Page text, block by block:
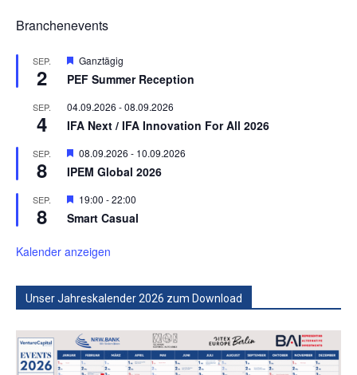
Branchenevents
SEP.
2
Hervorgehoben
Ganztägig
PEF Summer Reception
SEP.
4
04.09.2026 -08.09.2026
IFA Next / IFA Innovation For All 2026
SEP.
8
Hervorgehoben
08.09.2026 - 10.09.2026
IPEM Global 2026
SEP.
8
Hervorgehoben
19:00 -22:00
Smart Casual
Kalender anzeigen
Unser Jahreskalender 2026 zum Download